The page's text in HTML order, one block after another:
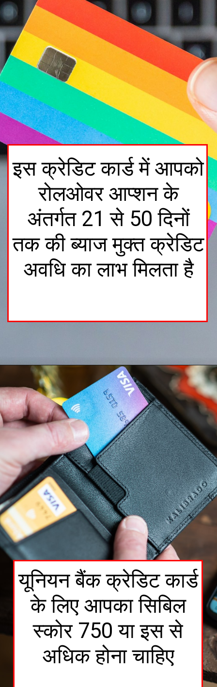
इस क्रेडिट कार्ड में आपको
रोलओवर आप्शन के
अंतर्गत 21 से 50 दिनों
तक की ब्याज मुक्त क्रेडिट
अवधि का लाभ मिलता है
यूनियन बैंक क्रेडिट कार्ड
के लिए आपका सिबिल
स्कोर 750 या इस से
अधिक होना चाहिए